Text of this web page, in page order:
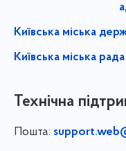
Київська міська
Київська міська рада
Технічна
Пошта: